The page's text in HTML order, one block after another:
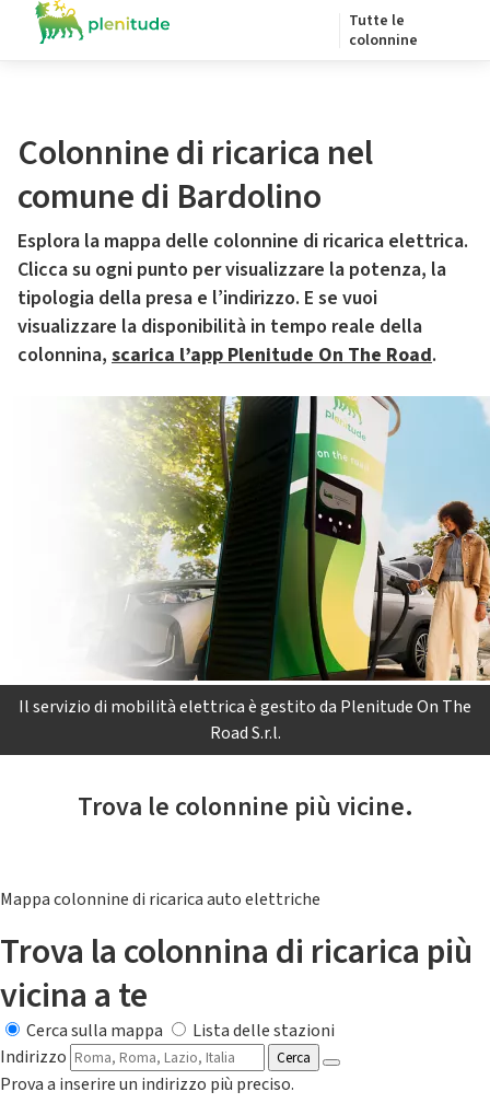
Tutte le
colonnine
Colonnine di ricarica nel
comune di Bardolino
Esplora la mappa delle colonnine di ricarica elettrica.
Clicca su ogni punto per visualizzare la potenza, la
tipologia della presa e l’indirizzo. E se vuoi
visualizzare la disponibilità in tempo reale della
colonnina, scarica l’app Plenitude On The Road.
Il servizio di mobilità elettrica è gestito da Plenitude On The
Road S.r.l.
Trova le colonnine più vicine.
Mappa colonnine di ricarica auto elettriche
Trova la colonnina di ricarica più
vicina a te
Cerca sulla mappa
Lista delle stazioni
Indirizzo
Cerca
Prova a inserire un indirizzo più preciso.